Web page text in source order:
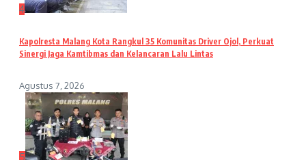
4
Kapolresta Malang Kota Rangkul 35 Komunitas Driver Ojol, Perkuat
Sinergi Jaga Kamtibmas dan Kelancaran Lalu Lintas
Agustus 7, 2026
5